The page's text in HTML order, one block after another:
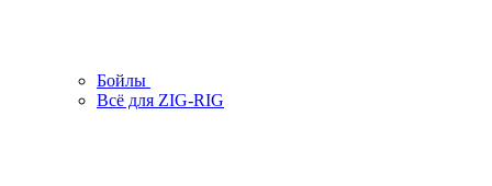
Бойлы
Всё для ZIG-RIG